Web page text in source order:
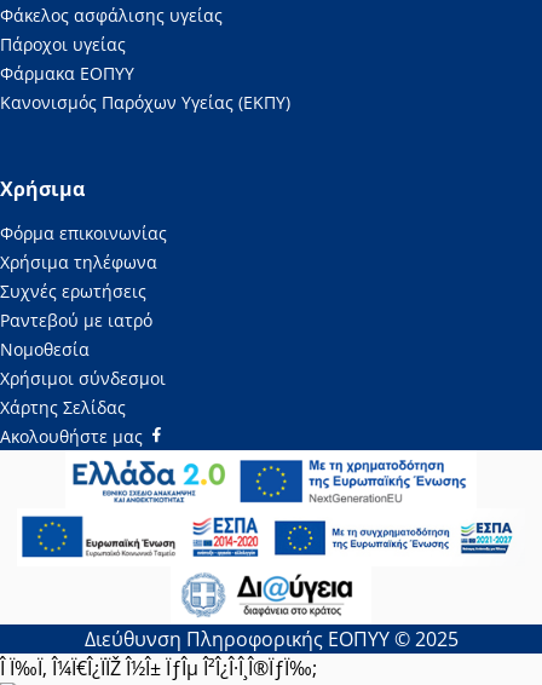
Φάκελος ασφάλισης υγείας
Πάροχοι υγείας
Φάρμακα ΕΟΠΥΥ
Κανονισμός Παρόχων Υγείας (ΕΚΠΥ)
Χρήσιμα
Φόρμα επικοινωνίας
Χρήσιμα τηλέφωνα
Συχνές ερωτήσεις
Ραντεβού με ιατρό
Νομοθεσία
Χρήσιμοι σύνδεσμοι
Χάρτης Σελίδας
Ακολουθήστε μας
Διεύθυνση Πληροφορικής ΕΟΠΥΥ © 2025
Î Ï‰Ï‚ Î¼Ï€Î¿ÏÏŽ Î½Î± ÏƒÎµ Î²Î¿Î·Î¸Î®ÏƒÏ‰;